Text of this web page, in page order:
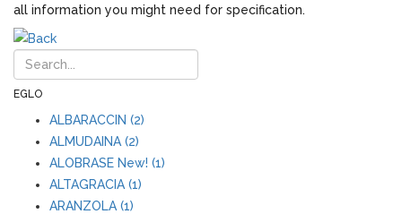
all information you might need for specification.
EGLO
ALBARACCIN (2)
ALMUDAINA (2)
ALOBRASE New! (1)
ALTAGRACIA (1)
ARANZOLA (1)